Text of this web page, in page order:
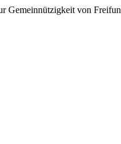
Gemeinnützigkeit von